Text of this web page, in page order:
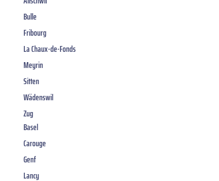
Bulle
Fribourg
La Chaux-de-Fonds
Meyrin
Sitten
Wädenswil
Zug
Basel
Carouge
Genf
Lancy